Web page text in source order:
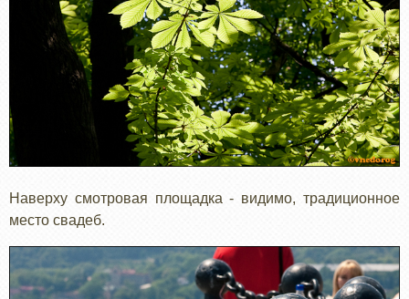
Наверху смотровая площадка - видимо, традиционное
место свадеб.